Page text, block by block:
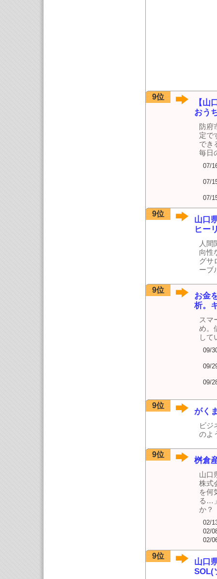
9位
【山
おう
防府
定で
でき
毎日
07/
07/
07/
9位
山口
ヒー
人間
向性
グサ
ーブ
9位
お金
析。
スマ
め。
して
09/
09/
09/
9位
がく
ビジ
のよ
9位
桝倉
山口
株式
を何
る…
か？
02/
02/
02/
9位
山口
SOL(